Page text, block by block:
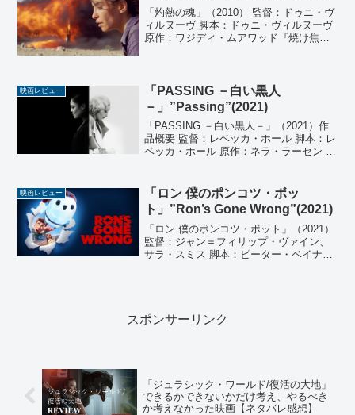
「灼熱の魂」（2010） 監督：ドゥニ・ヴ
ィルヌーヴ 脚本：ドゥニ・ヴィルヌーヴ
原作：ワジディ・ムアワッド『焼け焦げ
集：モニ...
映画レビュー
「PASSING －白い黒人
－」”Passing”(2021)
「PASSING －白い黒人－」（2021）作
品概要 監督：レベッカ・ホール 脚本：レ
ベッカ・ホール 原作：ネラ・ラーセン 製
マーゴット・ハンド 音楽：デヴ・ハイン
ズ ...
映画レビュー
「ロン 僕のポンコツ・ボッ
ト」”Ron’s Gone Wrong”(2021)
「ロン 僕のポンコツ・ボット」（2021）
監督：ジャン＝フィリップ・ヴァイン、
サラ・スミス 脚本：ピーター・ベイナ
スポンサーリンク
「ジュラシック・ワールド/復活の大地」
できるかできないかだけ考え、やるべき
か考えなかった映画【ネタバレ感想】